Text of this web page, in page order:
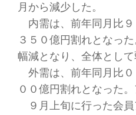
月から減少した。
内需は、前年同月比９
３５０億円割れとなっ
幅減となり、全体として
外需は、前年同月比０
００億円割れとなった
９月上旬に行った会員